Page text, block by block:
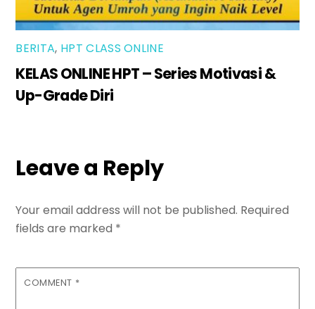
BERITA, HPT CLASS ONLINE
KELAS ONLINE HPT – Series Motivasi &
Up-Grade Diri
Leave a Reply
Your email address will not be published. Required
fields are marked *
COMMENT *